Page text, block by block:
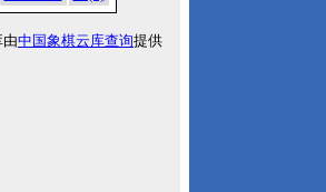
中国象棋云库查询提供